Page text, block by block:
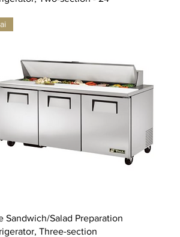
Sandwich/Salad Preparation
Three-section